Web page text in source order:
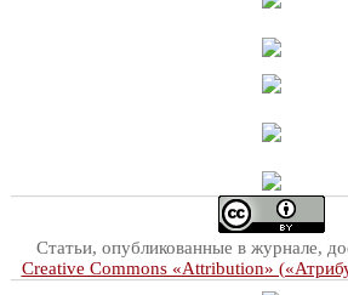
Статьи, опубликованные в журнале,
Creative Commons «Attribution»